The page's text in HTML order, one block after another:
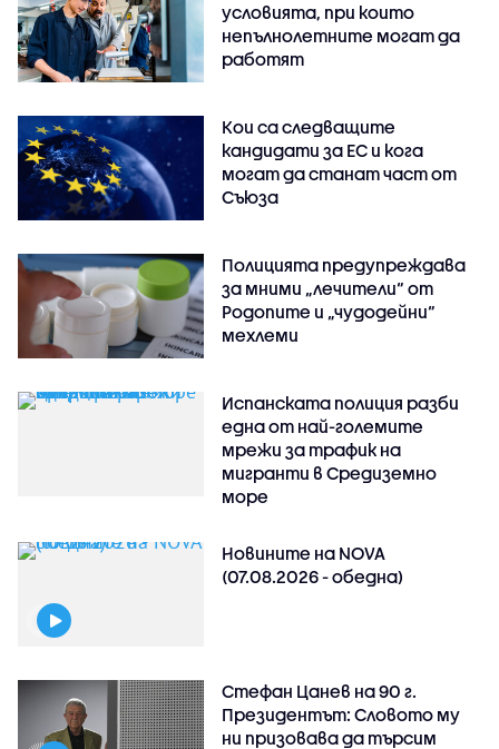
условията, при които
непълнолетните могат да
работят
Кои са следващите
кандидати за ЕС и кога
могат да станат част от
Съюза
Полицията предупреждава
за мними „лечители“ от
Родопите и „чудодейни“
мехлеми
Испанската полиция разби
една от най-големите
мрежи за трафик на
мигранти в Средиземно
море
Новините на NOVA
(07.08.2026 - обедна)
Стефан Цанев на 90 г.
Президентът: Словото му
ни призовава да търсим